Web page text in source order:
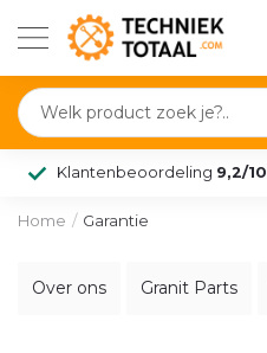
Klantenbeoordeling 9,2/10
Home / Garantie
Over ons Granit Parts